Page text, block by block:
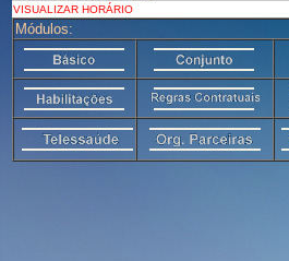
VISUALIZAR HORÁRIO
Módulos: